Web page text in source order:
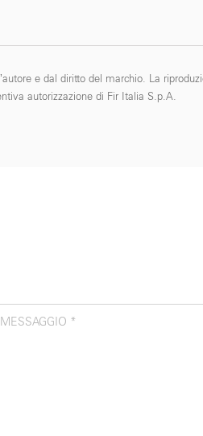
e dal diritto del marchio. La
autorizzazione di Fir Italia S.p.A.
MESSAGGIO *